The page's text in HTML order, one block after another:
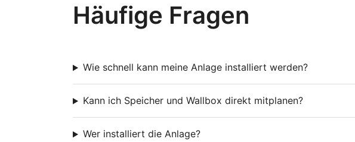
Häufige Fragen
Wie schnell kann meine Anlage installiert werden?
Kann ich Speicher und Wallbox direkt mitplanen?
Wer installiert die Anlage?